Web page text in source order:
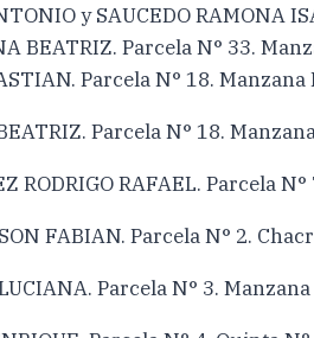
y SAUCEDO RAMONA
BEATRIZ. Parcela N° 33.
Parcela N° 18. Manzana
Parcela N° 18.
RODRIGO RAFAEL. Parcela
FABIAN. Parcela N° 2.
Parcela N° 3.